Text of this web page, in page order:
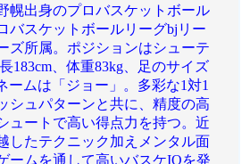
幌出身のプロバスケットボール
バスケットボールリーグbjリー
ズ所属。ポジションはシューテ
183cm、体重83kg、足のサイズ
ームは「ジョー」。多彩な1対1
シュパターンと共に、精度の高
ュートで高い得点力を持つ。近
したテクニック加えメンタル面
ームを通して高いバスケIQを発